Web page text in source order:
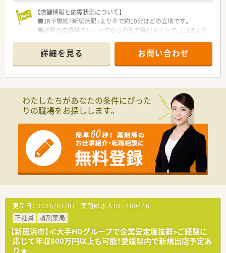
【店舗情報と応需状況について】
■JR予讃線「新居浜駅」より車で約10分ほどの立地です。
■近隣の皮膚科クリニックからの処方箋がメインで、1日あたり
■薬剤師は常勤2名と応援1名、事務スタッフ2名の体制で業務を
行っています。
【募集背景と求める人物像について】
■これまでの調剤経験やブランク、性別などは問わず、幅広く応
募を受け付けています。
■地域医療に貢献したいという意欲を持ち、チームワークを大切
にできる方を求めています。
【法人特徴について】
■約83,000名の従業員を擁する大手グループの一員であり、経
営基盤は非常に安定しています。
■収益の柱は薬局事業が7割、福祉事業が3割で、多角的に患者様
をサポートしています。
6：4の割合で店舗展開中です。
【求人情報について】
■ご経験やスキルに応じて、年収500万円から600万円の範囲で
給与が提示されます。
■年間休日は120日水準が確保されており、ワークライフバラン
詳細を見る お問い合わせ
わたしたちがあなたの条件にぴった
りの職場をお探しします。
更新日： 2026/07/07 薬剤師求人ID： 489446
正社員
調剤薬局
【新居浜市】≪大手HDグループで企業安定度抜群»ご経験に
応じて年収600万円以上も可能！愛媛県内で新規出店予定あ
り★